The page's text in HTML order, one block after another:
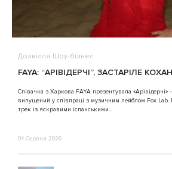
Дозвілля Шоу-бізнес
FAYA: “АРІВІДЕРЧІ”, ЗАСТАРІЛЕ
Співачка з Харкова FAYA презентувала
випущений у співпраці з музичним лейблом Fox
трек із яскравими іспанськими...
04 Серпня 2026